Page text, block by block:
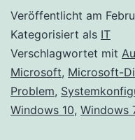
Veröffentlicht am
Kategorisiert als IT
Verschlagwortet mit
Microsoft, Microsoft-
Problem,
Windows 10, Windows